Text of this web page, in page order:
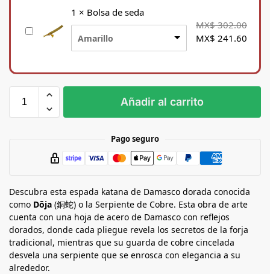
r
p
a
r
a
B
s
a
d
1 × Bolsa de seda
Amarillo
MX$302.00
MX$ 241.60
Añadir al carrito
Pago seguro
Descubra esta espada katana de Damasco dorada conocida
como Dōja (銅蛇) o la Serpiente de Cobre. Esta obra de arte
cuenta con una hoja de acero de Damasco con reflejos
dorados, donde cada pliegue revela los secretos de la forja
tradicional, mientras que su guarda de cobre cincelada
desvela una serpiente que se enrosca con elegancia a su
alrededor.